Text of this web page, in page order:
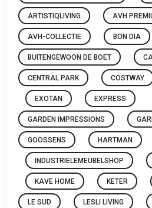
ARTISTIQLIVING AVH
AVH-COLLECTIE BON DIA
BUITENGEWOON DE BOET
CENTRAL PARK COSTWAY
EXOTAN EXPRESS
GARDEN IMPRESSIONS
GOOSSENS HARTMAN
INDUSTRIELEMEUBELSHOP
KAVE HOME KETER
LE SUD LESLI LIVING